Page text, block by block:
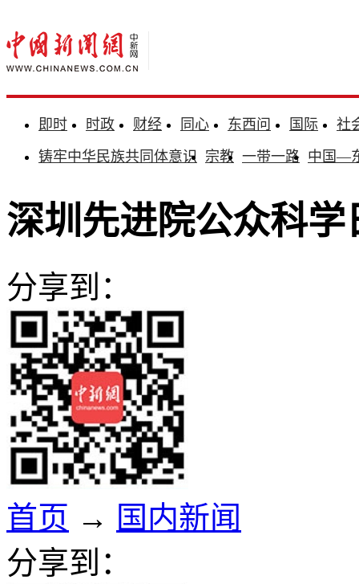
即时 时政 财经 同心 东西问 国际
社
铸牢中华民族共同体意识 宗教 一带一路 中国—
深圳先进院公众科
分享到：
首页 → 国内新闻
分享到：